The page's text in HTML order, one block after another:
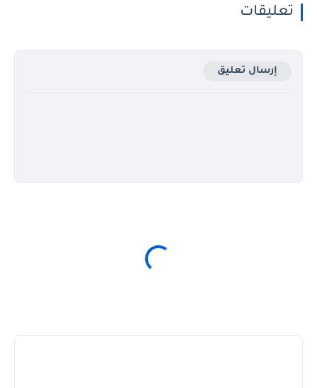
تعليقات
إرسال تعليق